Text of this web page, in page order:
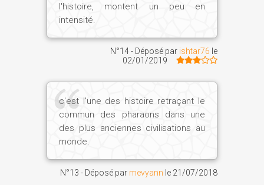
impulsif, trop confiant et lucide, Iker est
animé par une force dont il ignore la
nature. Sa quête d'authenticité et de
vérité le pousse à affronter des
obstacles apparemment insurmontables.
Mais de lâcheté, jamais on ne l'accusera !
Serait-il une victime expiatoire frappée
par le destin ? Cette fatalité, il ne
l'accepte pas, car il veut déchiffrer le
mystère de sa propre existence, qui
affaire d'Etat. La suite des événements
l'histoire, montent un peu en
intensité.
N°14 - Déposé par ishtar76 le
02/01/2019
c'est l'une des histoire retraçant le
commun des pharaons dans une
des plus anciennes civilisations au
monde.
N°13 - Déposé par mevyann le 21/07/2018